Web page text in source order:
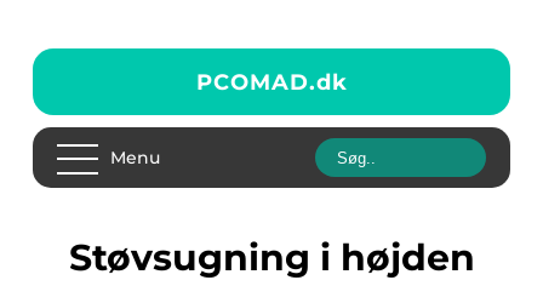
PCOMAD.dk
Menu
støvsugning i højden